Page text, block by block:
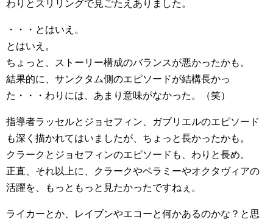
わりとスリリングで見ごたえありました。
・・・とはいえ。
とはいえ。
ちょっと、ストーリー構成のバランスが悪かったかも。
結果的に、サンクタム側のエピソードが結構長かっ
た・・・わりには、あまり意味がなかった。（笑）
指導者ラッセルとジョセフィン、ガブリエルのエピソード
も深く描かれてはいましたが、ちょっと長かったかも。
クラークとジョセフィンのエピソードも、わりと長め。
正直、それ以上に、クラークやベラミーやオクタヴィアの
活躍を、もっともっと見たかったですねぇ。
ライカーとか、レイブンやエコーと何かあるのかな？と思